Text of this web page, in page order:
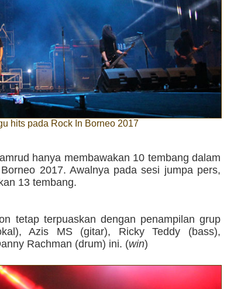
hits pada Rock In Borneo 2017
hanya membawakan 10 tembang dalam
2017. Awalnya pada sesi jumpa pers,
13 tembang.
tetap terpuaskan dengan penampilan grup
Azis MS (gitar), Ricky Teddy (bass),
Rachman (drum) ini. (win)